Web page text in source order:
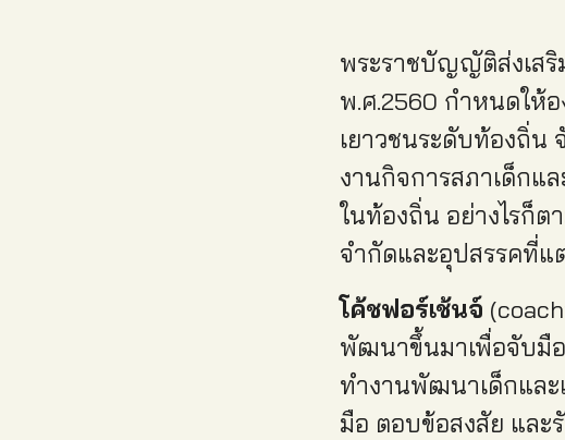
พระราชบัญญัติส่งเส
พ.ศ.2560 กำหนดให้
เยาวชนระดับท้องถิ่น
งานกิจการสภาเด็กแ
ในท้องถิ่น อย่างไรก็
จำกัดและอุปสรรคที่แ
โค้ชฟอร์เช้นจ์
พัฒนาขึ้นมาเพื่อจับมื
ทำงานพัฒนาเด็กและ
มือ ตอบข้อสงสัย และ